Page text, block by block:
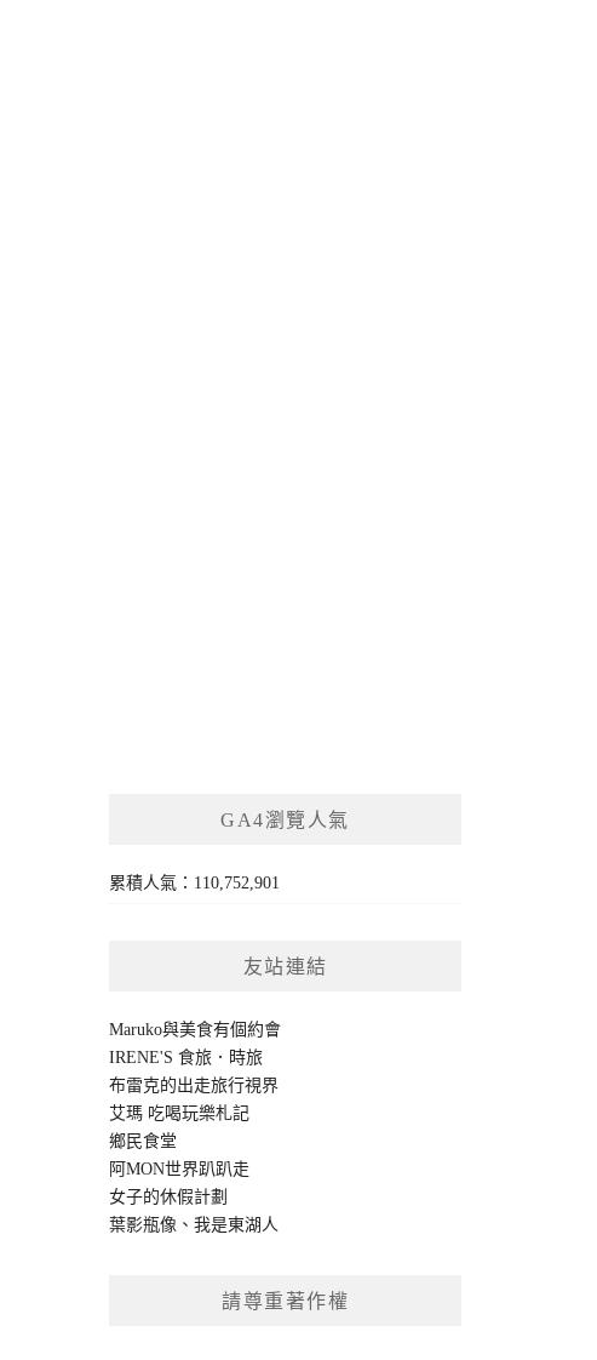
GA4瀏覽人氣
累積人氣：110,752,901
友站連結
Maruko與美食有個約會
IRENE'S 食旅．時旅
布雷克的出走旅行視界
艾瑪 吃喝玩樂札記
鄉民食堂
阿MON世界趴趴走
女子的休假計劃
葉影瓶像 、我是東湖人
請尊重著作權